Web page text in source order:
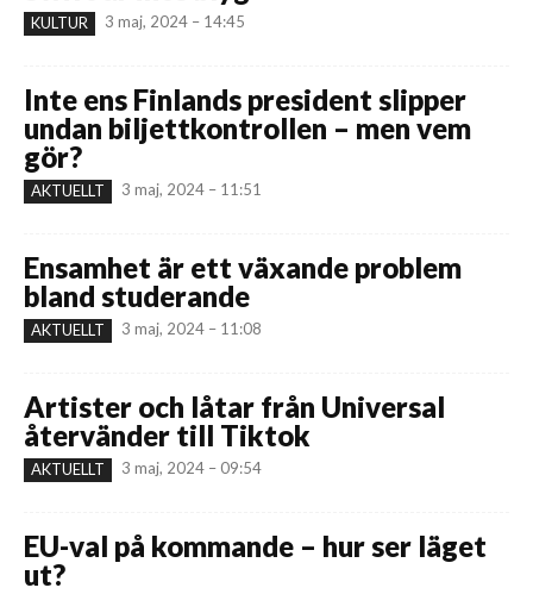
KULTUR 3 maj, 2024 – 14:45
Inte ens Finlands president slipper
undan biljettkontrollen – men vem
gör?
AKTUELLT 3 maj, 2024 – 11:51
Ensamhet är ett växande problem
bland studerande
AKTUELLT 3 maj, 2024 – 11:08
Artister och låtar från Universal
återvänder till Tiktok
AKTUELLT 3 maj, 2024 – 09:54
EU-val på kommande – hur ser läget
ut?